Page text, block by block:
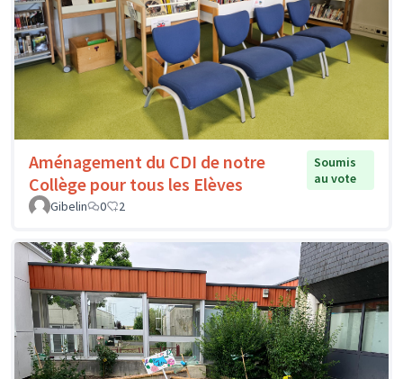
Aménagement du CDI de notre
Collège pour tous les Elèves
Soumis
au vote
Gibelin
0 2